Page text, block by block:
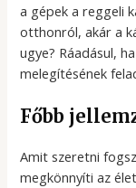
a gépek a reggeli
otthonról, akár a
ugye? Ráadásul,
melegítésének
Főbb
Amit szeretni
megkönnyíti az